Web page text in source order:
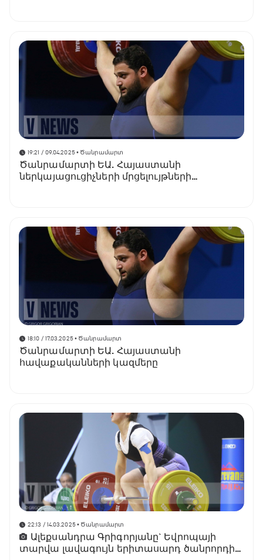
19:21 / 09.04.2025• Ծանրամարտ
Ծանրամարտի ԵԱ. Հայաստանի
ներկայացուցիչների մրցելույթների
18:10 / 17.03.2025• Ծանրամարտ
Ծանրամարտի ԵԱ. Հայաստանի
հավաքականների կազմերը
22:13 / 14.03.2025• Ծանրամարտ
Ալեքսանդրա Գրիգորյանը` Եվրոպայի
տարվա լավագույն երիտասարդ ծանրորդի